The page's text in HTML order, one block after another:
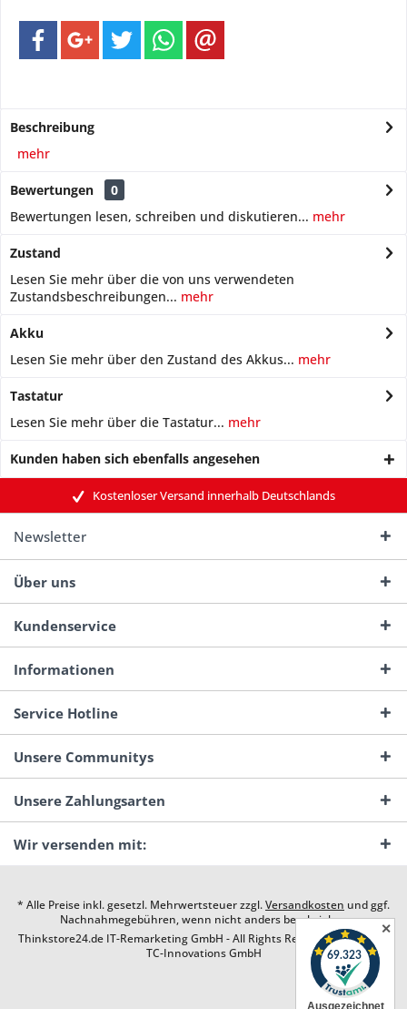
Beschreibung
mehr
Bewertungen
0
Bewertungen lesen, schreiben und diskutieren... mehr
Zustand
Lesen Sie mehr über die von uns verwendeten
Zustandsbeschreibungen... mehr
Akku
Lesen Sie mehr über den Zustand des Akkus... mehr
Tastatur
Lesen Sie mehr über die Tastatur... mehr
Kunden haben sich ebenfalls angesehen
Kostenloser Versand innerhalb Deutschlands
Newsletter
Über uns
Kundenservice
Informationen
Service Hotline
Unsere Communitys
Unsere Zahlungsarten
Wir versenden mit:
* Alle Preise inkl. gesetzl. Mehrwertsteuer zzgl.Versandkosten und ggf.
Nachnahmegebühren, wenn nicht anders beschrieben
Thinkstore24.de IT-Remarketing GmbH - All Rights Reserved. Design by
TC-Innovations GmbH
✕